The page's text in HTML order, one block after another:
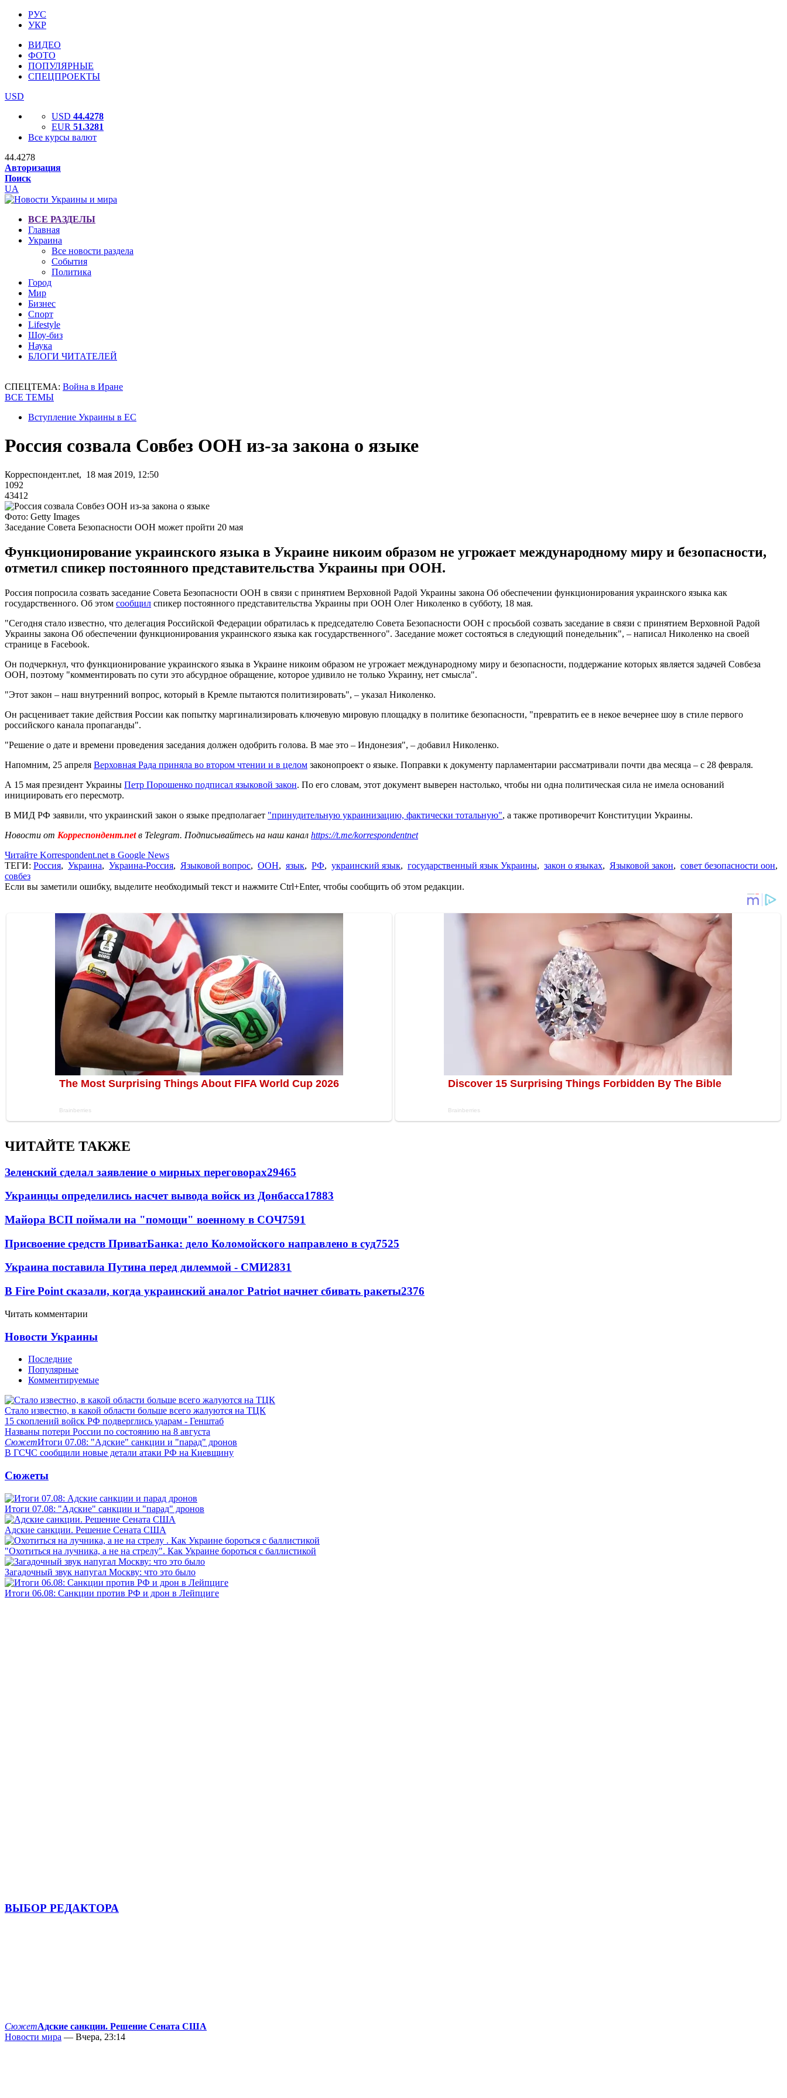
РУС
УКР
ВИДЕО
ФОТО
ПОПУЛЯРНЫЕ
СПЕЦПРОЕКТЫ
USD
USD 44.4278
EUR 51.3281
Все курсы валют
44.4278
Авторизация
Поиск
UA
ВСЕ РАЗДЕЛЫ
Главная
Украина
Все новости раздела
События
Политика
Город
Мир
Бизнес
Спорт
Lifestyle
Шоу-биз
Наука
БЛОГИ ЧИТАТЕЛЕЙ
СПЕЦТЕМА: Война в Иране
ВСЕ ТЕМЫ
Вступление Украины в ЕС
Россия созвала Совбез ООН из-за закона о языке
Корреспондент.net, 18 мая 2019, 12:50
1092
43412
Фото: Getty Images
Заседание Совета Безопасности ООН может пройти 20 мая
Функционирование украинского языка в Украине никоим образом не угрожает международному миру и безопасности,
отметил спикер постоянного представительства Украины при ООН.
Россия попросила созвать заседание Совета Безопасности ООН в связи с принятием Верховной Радой Украины закона Об обеспечении функционирования украинского языка как
государственного. Об этом сообщил спикер постоянного представительства Украины при ООН Олег Николенко в субботу, 18 мая.
"Сегодня стало известно, что делегация Российской Федерации обратилась к председателю Совета Безопасности ООН с просьбой созвать заседание в связи с принятием Верховной Радой
Украины закона Об обеспечении функционирования украинского языка как государственного". Заседание может состояться в следующий понедельник", – написал Николенко на своей
странице в Facebook.
Он подчеркнул, что функционирование украинского языка в Украине никоим образом не угрожает международному миру и безопасности, поддержание которых является задачей Совбеза
ООН, поэтому "комментировать по сути это абсурдное обращение, которое удивило не только Украину, нет смысла".
"Этот закон – наш внутренний вопрос, который в Кремле пытаются политизировать", – указал Николенко.
Он расценивает такие действия России как попытку маргинализировать ключевую мировую площадку в политике безопасности, "превратить ее в некое вечернее шоу в стиле первого
российского канала пропаганды".
"Решение о дате и времени проведения заседания должен одобрить голова. В мае это – Индонезия", – добавил Николенко.
Напомним, 25 апреля Верховная Рада приняла во втором чтении и в целом законопроект о языке. Поправки к документу парламентарии рассматривали почти два месяца – с 28 февраля.
А 15 мая президент Украины Петр Порошенко подписал языковой закон. По его словам, этот документ выверен настолько, чтобы ни одна политическая сила не имела оснований
инициировать его пересмотр.
В МИД РФ заявили, что украинский закон о языке предполагает "принудительную украинизацию, фактически тотальную", а также противоречит Конституции Украины.
Новости от Корреспондент.netв Telegram. Подписывайтесь на наш канал https://t.me/korrespondentnet
Читайте Korrespondent.net в Google News
ТЕГИ: Россия, Украина, Украина-Россия, Языковой вопрос, ООН, язык, РФ, украинский язык, государственный язык Украины, закон о языках, Языковой закон, совет безопасности оон,
совбез
Если вы заметили ошибку, выделите необходимый текст и нажмите Ctrl+Enter, чтобы сообщить об этом редакции.
ЧИТАЙТЕ ТАКЖЕ
Зеленский сделал заявление о мирных переговорах29465
Украинцы определились насчет вывода войск из Донбасса17883
Майора ВСП поймали на "помощи" военному в СОЧ7591
Присвоение средств ПриватБанка: дело Коломойского направлено в суд7525
Украина поставила Путина перед дилеммой - СМИ2831
В Fire Point сказали, когда украинский аналог Patriot начнет сбивать ракеты2376
Читать комментарии
Новости Украины
Последние
Популярные
Комментируемые
Стало известно, в какой области больше всего жалуются на ТЦК
15 скоплений войск РФ подверглись ударам - Генштаб
Названы потери России по состоянию на 8 августа
СюжетИтоги 07.08: "Адские" санкции и "парад" дронов
В ГСЧС сообщили новые детали атаки РФ на Киевщину
Сюжеты
Итоги 07.08: "Адские" санкции и "парад" дронов
Адские санкции. Решение Сената США
"Охотиться на лучника, а не на стрелу". Как Украине бороться с баллистикой
Загадочный звук напугал Москву: что это было
Итоги 06.08: Санкции против РФ и дрон в Лейпциге
ВЫБОР РЕДАКТОРА
СюжетАдские санкции. Решение Сената США
Новости мира — Вчера, 23:14